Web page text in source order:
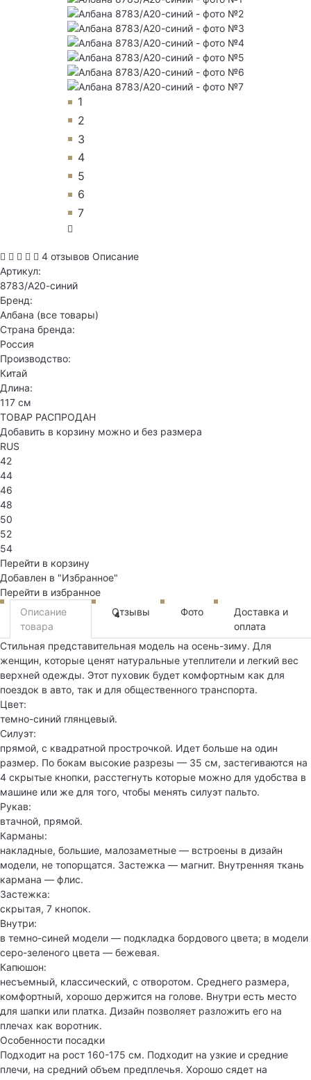
1
2
3
4
5
6
7
4 отзывов Описание
Артикул:
8783/А20-синий
Бренд:
Албана (все товары)
Страна бренда:
Россия
Производство:
Китай
Длина:
117 см
ТОВАР РАСПРОДАН
Добавить в корзину можно и без размера
RUS
42
44
46
48
50
52
54
Перейти в корзину
Добавлен в "Избранное"
Перейти в избранное
Описание
товара
Отзывы
4 Фото
Доставка и
оплата
Стильная представительная модель на осень-зиму. Для
женщин, которые ценят натуральные утеплители и легкий вес
верхней одежды. Этот пуховик будет комфортным как для
поездок в авто, так и для общественного транспорта.
Цвет:
темно-синий глянцевый.
Силуэт:
прямой, с квадратной прострочкой. Идет больше на один
размер. По бокам высокие разрезы — 35 см, застегиваются на
4 скрытые кнопки, расстегнуть которые можно для удобства в
машине или же для того, чтобы менять силуэт пальто.
Рукав:
втачной, прямой.
Карманы:
накладные, большие, малозаметные — встроены в дизайн
модели, не топорщатся. Застежка — магнит. Внутренняя ткань
кармана — флис.
Застежка:
скрытая, 7 кнопок.
Внутри:
в темно-синей модели — подкладка бордового цвета; в модели
серо-зеленого цвета — бежевая.
Капюшон:
несъемный, классический, с отворотом. Среднего размера,
комфортный, хорошо держится на голове. Внутри есть место
для шапки или платка. Дизайн позволяет разложить его на
плечах как воротник.
Особенности посадки
Подходит на рост 160-175 см. Подходит на узкие и средние
плечи, на средний объем предплечья. Хорошо сядет на